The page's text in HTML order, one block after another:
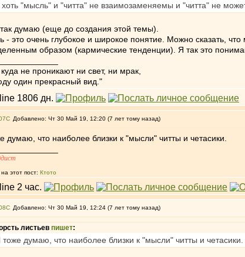
хоть "мысль" и "читта" не взаимозаменяемы и "читта" не
думаю (еще до создания этой темы).
- это очень глубокое и широкое понятие. Можно сказать,
образом (кармические тенденции). Я так это
не проникают ни свет, ни мрак,
один прекрасный вид."
Добавлено: Чт 30 Май 19, 12:20 (7 лет тому назад)
думаю, что наиболее близки к "мысли" читты и четасики.
этот пост: Ктото
Добавлено: Чт 30 Май 19, 12:24 (7 лет тому назад)
листьев пишет:
тоже думаю, что наиболее близки к "мысли" читты и четасики.